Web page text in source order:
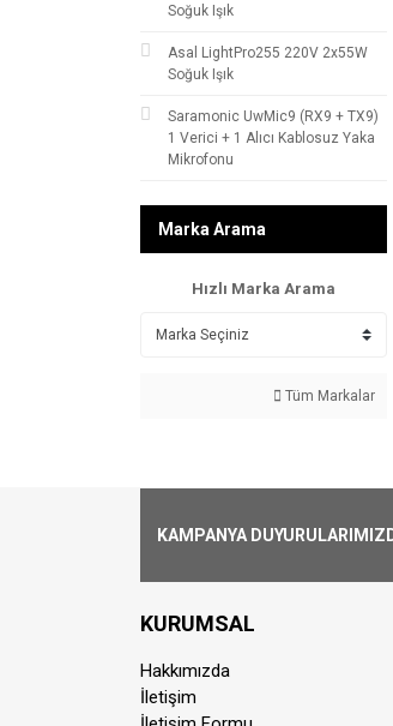
Soğuk Işık
Asal LightPro255 220V 2x55W
Soğuk Işık
Saramonic UwMic9 (RX9 + TX9)
1 Verici + 1 Alıcı Kablosuz Yaka
Mikrofonu
Marka Arama
Hızlı Marka Arama
Tüm Markalar
KAMPANYA
KURUMSAL
Hakkımızda
İletişim